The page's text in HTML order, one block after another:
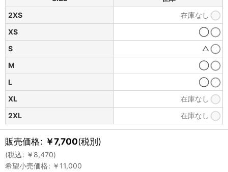
2XS
在庫なし
XS
◯
S
△
M
◯
L
◯
XL
在庫なし
2XL
在庫なし
販売価格: ￥7,700(税別)
(税込: ￥ 8,470)
希望小売価格: ￥ 11,000